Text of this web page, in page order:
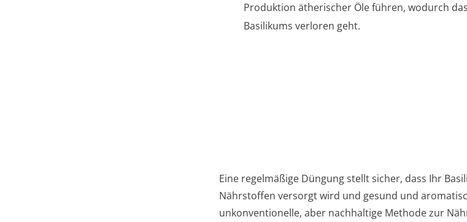
Produktion ätherischer Öle führen, wodurch
Basilikums verloren geht.
Eine regelmäßige Düngung stellt sicher, dass Ihr
Nährstoffen versorgt wird und gesund und
unkonventionelle, aber nachhaltige Methode zur